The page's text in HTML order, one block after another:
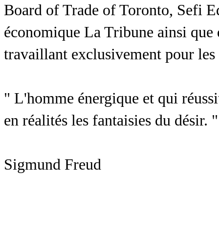
Board of Trade of Toronto, Sefi
économique La Tribune ainsi
travaillant exclusivement pour les
" L'homme énergique et qui
en réalités les fantaisies du désir. "
Sigmund Freud